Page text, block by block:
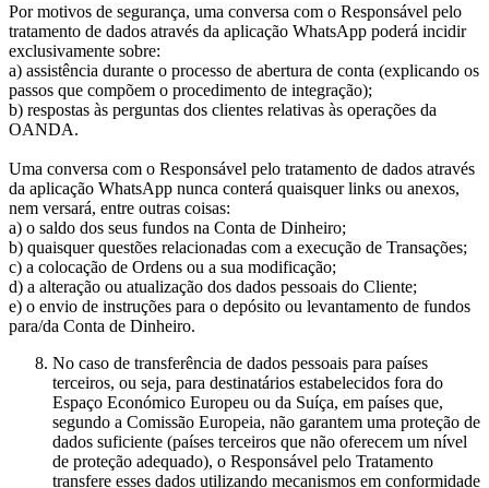
Por motivos de segurança, uma conversa com o Responsável pelo
tratamento de dados através da aplicação WhatsApp poderá incidir
exclusivamente sobre:
a) assistência durante o processo de abertura de conta (explicando os
passos que compõem o procedimento de integração);
b) respostas às perguntas dos clientes relativas às operações da
OANDA.
Uma conversa com o Responsável pelo tratamento de dados através
da aplicação WhatsApp nunca conterá quaisquer links ou anexos,
nem versará, entre outras coisas:
a) o saldo dos seus fundos na Conta de Dinheiro;
b) quaisquer questões relacionadas com a execução de Transações;
c) a colocação de Ordens ou a sua modificação;
d) a alteração ou atualização dos dados pessoais do Cliente;
e) o envio de instruções para o depósito ou levantamento de fundos
para/da Conta de Dinheiro.
No caso de transferência de dados pessoais para países
terceiros, ou seja, para destinatários estabelecidos fora do
Espaço Económico Europeu ou da Suíça, em países que,
segundo a Comissão Europeia, não garantem uma proteção de
dados suficiente (países terceiros que não oferecem um nível
de proteção adequado), o Responsável pelo Tratamento
transfere esses dados utilizando mecanismos em conformidade